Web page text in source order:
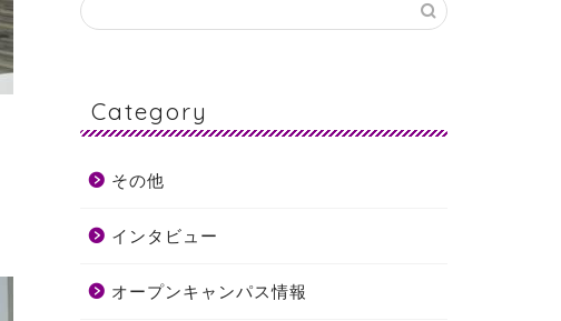
Category
その他
インタビュー
オープンキャンパス情報